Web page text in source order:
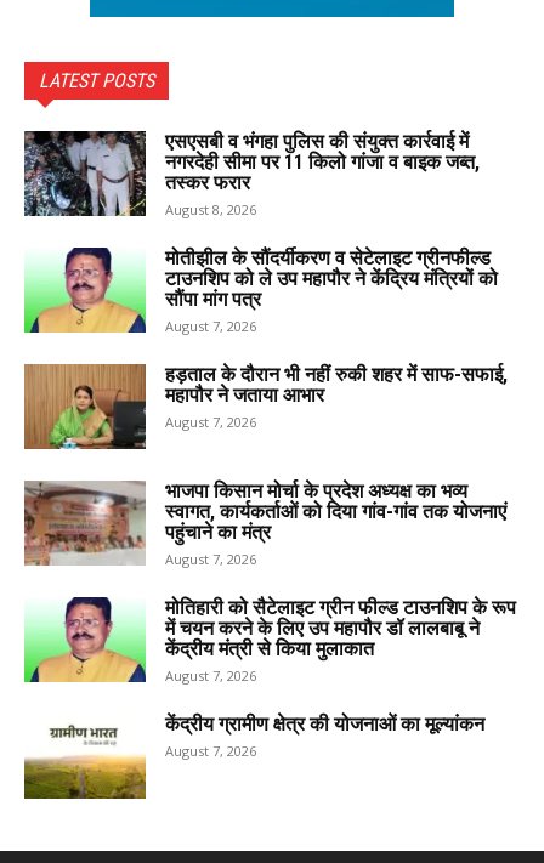
LATEST POSTS
एसएसबी व भंगहा पुलिस की संयुक्त कार्रवाई में
नगरदेही सीमा पर 11 किलो गांजा व बाइक जब्त,
तस्कर फरार
August 8, 2026
मोतीझील के सौंदर्यीकरण व सेटेलाइट ग्रीनफील्ड
टाउनशिप को ले उप महापौर ने केंद्रिय मंत्रियों को
सौंपा मांग पत्र
August 7, 2026
हड़ताल के दौरान भी नहीं रुकी शहर में साफ-सफाई,
महापौर ने जताया आभार
August 7, 2026
भाजपा किसान मोर्चा के प्रदेश अध्यक्ष का भव्य
स्वागत, कार्यकर्ताओं को दिया गांव-गांव तक योजनाएं
पहुंचाने का मंत्र
August 7, 2026
मोतिहारी को सैटेलाइट ग्रीन फील्ड टाउनशिप के रूप
में चयन करने के लिए उप महापौर डॉ लालबाबू ने
केंद्रीय मंत्री से किया मुलाकात
August 7, 2026
केंद्रीय ग्रामीण क्षेत्र की योजनाओं का मूल्यांकन
August 7, 2026